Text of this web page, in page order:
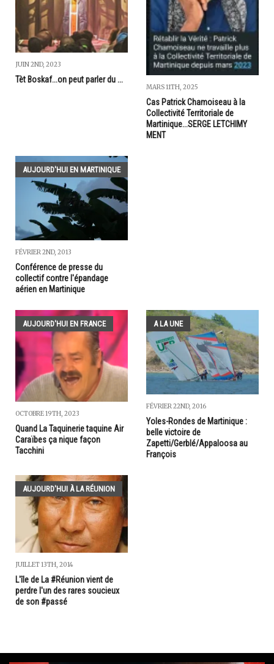
JUIN 2ND, 2023
Tèt Boskaf...on peut parler du ...
MARS 11TH, 2025
Cas Patrick Chamoiseau à la
Collectivité Territoriale de
Martinique...SERGE LETCHIMY
MENT
AUJOURD'HUI EN MARTINIQUE
FÉVRIER 2ND, 2013
Conférence de presse du
collectif contre l'épandage
aérien en Martinique
AUJOURD'HUI EN FRANCE
OCTOBRE 19TH, 2023
Quand La Taquinerie taquine Air
Caraïbes ça nique façon
Tacchini
A LA UNE
FÉVRIER 22ND, 2016
Yoles-Rondes de Martinique :
belle victoire de
Zapetti/Gerblé/Appaloosa au
François
AUJOURD'HUI À LA RÉUNION
JUILLET 13TH, 2014
L'île de La #Réunion vient de
perdre l'un des rares soucieux
de son #passé